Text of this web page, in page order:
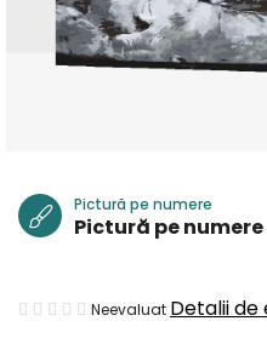
Pictură pe numere
Pictură pe
Evaluarea
Neevaluat Detalii de